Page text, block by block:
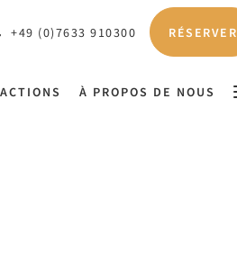
+49 (0)7633 910300 RÉSERVER
À PROPOS DE NOUS